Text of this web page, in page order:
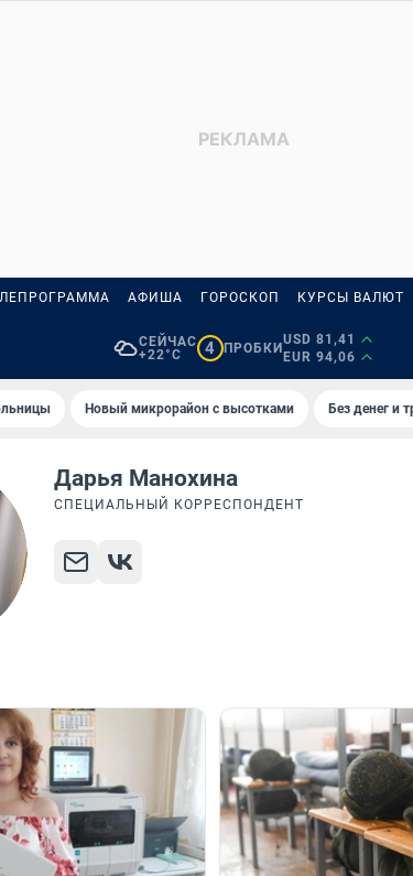
АФИША ГОРОСКОП КУРСЫ ВАЛЮТ
СЕЙЧАС
+22°C
4 ПРОБКИ
USD 81,41
EUR 94,06
Новый микрорайон с высотками Без денег и
Дарья Манохина
СПЕЦИАЛЬНЫЙ КОРРЕСПОНДЕНТ